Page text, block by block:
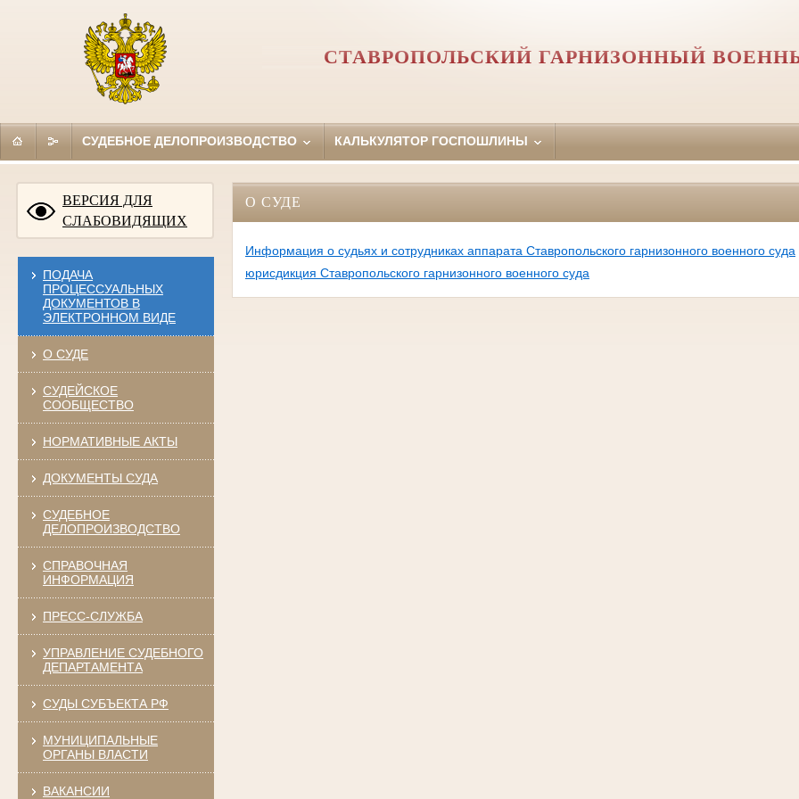
СТАВРОПОЛЬСКИЙ ГАРНИЗОННЫЙ
СУДЕБНОЕ ДЕЛОПРОИЗВОДСТВО КАЛЬКУЛЯТОР ГОСПОШЛИНЫ
ВЕРСИЯ ДЛЯ
СЛАБОВИДЯЩИХ
ПОДАЧА
ПРОЦЕССУАЛЬНЫХ
ДОКУМЕНТОВ В
ЭЛЕКТРОННОМ ВИДЕ
О СУДЕ
СУДЕЙСКОЕ
СООБЩЕСТВО
НОРМАТИВНЫЕ АКТЫ
ДОКУМЕНТЫ СУДА
СУДЕБНОЕ
ДЕЛОПРОИЗВОДСТВО
СПРАВОЧНАЯ
ИНФОРМАЦИЯ
ПРЕСС-СЛУЖБА
УПРАВЛЕНИЕ СУДЕБНОГО
ДЕПАРТАМЕНТА
СУДЫ СУБЪЕКТА РФ
МУНИЦИПАЛЬНЫЕ
ОРГАНЫ ВЛАСТИ
ВАКАНСИИ
О СУДЕ
Информация о судьях и сотрудниках аппарата Ставропольского гарнизонного военного суда
юрисдикция Ставропольского гарнизонного военного суда